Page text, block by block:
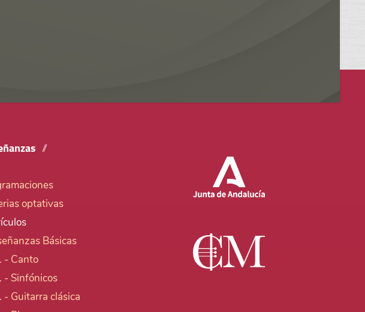
optativas
Básicas
- Canto
- Sinfónicos
- Guitarra clásica